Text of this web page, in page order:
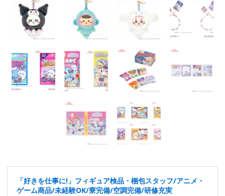
「好きを仕事に!」フィギュア検品・梱包スタッフ/アニメ・
ゲーム商品/未経験OK/寮完備/空調完備/研修充実